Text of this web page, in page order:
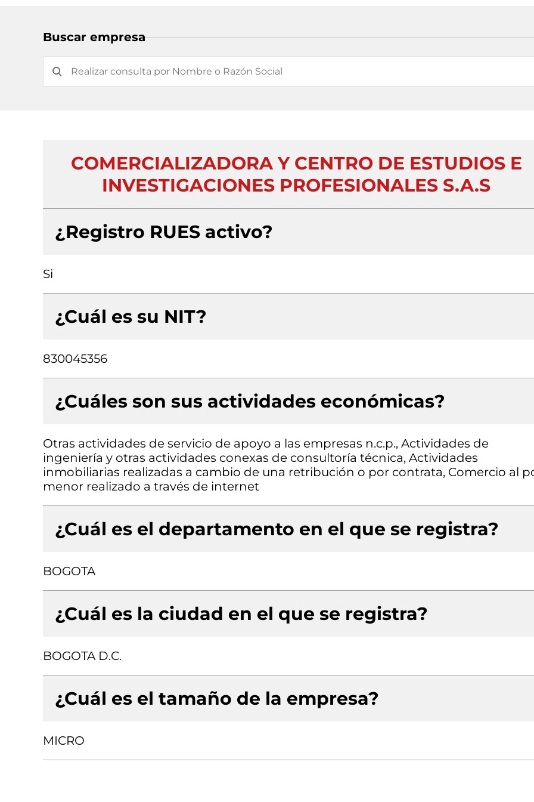
Buscar empresa
COMERCIALIZADORA Y CENTRO DE ESTUDIOS E
INVESTIGACIONES PROFESIONALES S.A.S
¿Registro RUES activo?
Si
¿Cuál es su NIT?
830045356
¿Cuáles son sus actividades económicas?
Otras actividades de servicio de apoyo a las empresas n.c.p., Actividades de
ingeniería y otras actividades conexas de consultoría técnica, Actividades
inmobiliarias realizadas a cambio de una retribución o por contrata, Comercio al
menor realizado a través de internet
¿Cuál es el departamento en el que se registra?
BOGOTA
¿Cuál es la ciudad en el que se registra?
BOGOTA D.C.
¿Cuál es el tamaño de la empresa?
MICRO